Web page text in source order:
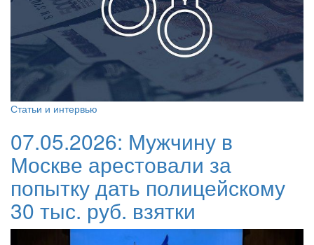
Статьи и интервью
07.05.2026: Мужчину в
Москве арестовали за
попытку дать полицейскому
30 тыс. руб. взятки